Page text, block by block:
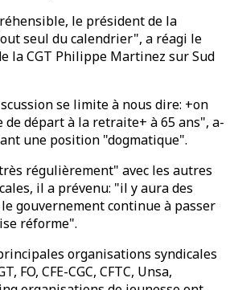
le président de la
seul du calendrier", a réagi le
la CGT Philippe Martinez sur Sud
se limite à nous dire: +on
de départ à la retraite+ à 65 ans", a-
une position "dogmatique".
régulièrement" avec les autres
il a prévenu: "il y aura des
gouvernement continue à passer
réforme".
organisations syndicales
FO, CFE-CGC, CFTC, Unsa,